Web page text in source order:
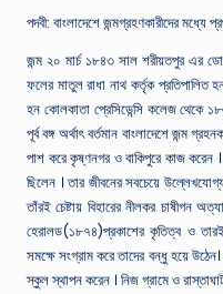
পদবী: বাংলাদেশে জন্মগ্রহণকারীদের মধ্যে
জন্ম ২০ মার্চ ১৮৪৩ সাল শরীয়তপুর এর
ফলের মাতুল রাধা নাথ কর্তৃক প্রতিপালিত
হন কোলকাতা প্রেসিডেন্সি কলেজ থেকে
পূর্ব বঙ্গ অর্থাৎ বর্তমান বাংলাদেশে জন্ম
পাশ করে কৃষ্ণনগর ও বাকিপুরে কাজ করেন ।
ছিলেন । তার জীবনের সবচেয়ে
তাঁরই চেষ্টায় বিহারের নীলকর চাষীগন
হেরালড(১৮৭৪)প্রকাশের কৃতিত্ব ও
সমক্ষে সংগ্রাম করে তাদের বন্ধু হয়ে
স্কুল স্থাপন করেন । নিজ গ্রামে ও